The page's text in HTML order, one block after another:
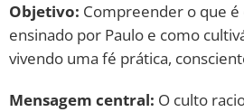
QUEM SOMOS
Objetivo: Compreender o que é
ensinado por Paulo e como
vivendo uma fé prática,
Mensagem central: O culto